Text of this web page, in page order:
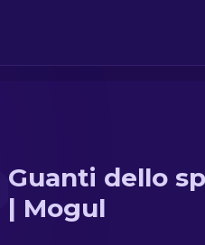
Guanti dello
| Mogul